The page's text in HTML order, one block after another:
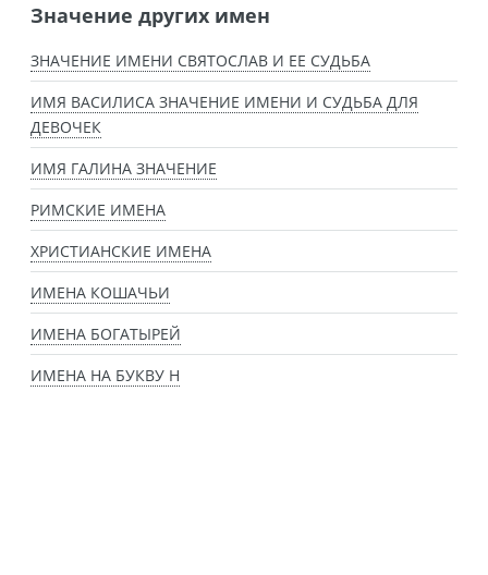
Значение других имен
ЗНАЧЕНИЕ ИМЕНИ СВЯТОСЛАВ И ЕЕ СУДЬБА
ИМЯ ВАСИЛИСА ЗНАЧЕНИЕ ИМЕНИ И СУДЬБА ДЛЯ
ДЕВОЧЕК
ИМЯ ГАЛИНА ЗНАЧЕНИЕ
РИМСКИЕ ИМЕНА
ХРИСТИАНСКИЕ ИМЕНА
ИМЕНА КОШАЧЬИ
ИМЕНА БОГАТЫРЕЙ
ИМЕНА НА БУКВУ Н